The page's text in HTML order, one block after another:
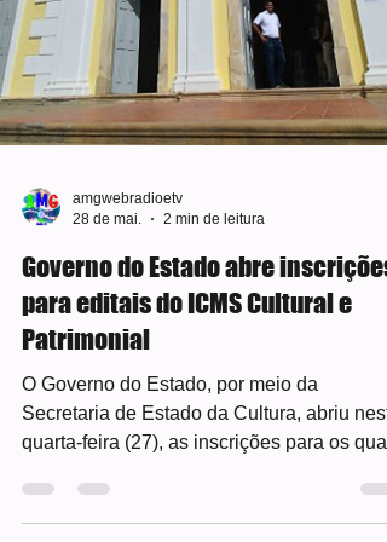
amgwebradioetv
Governo do Estado abre inscrições
para editais do ICMS Cultural e
Patrimonial
O Governo do Estado, por meio da